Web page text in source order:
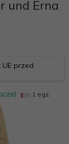
und Erna
przed
1 egz.